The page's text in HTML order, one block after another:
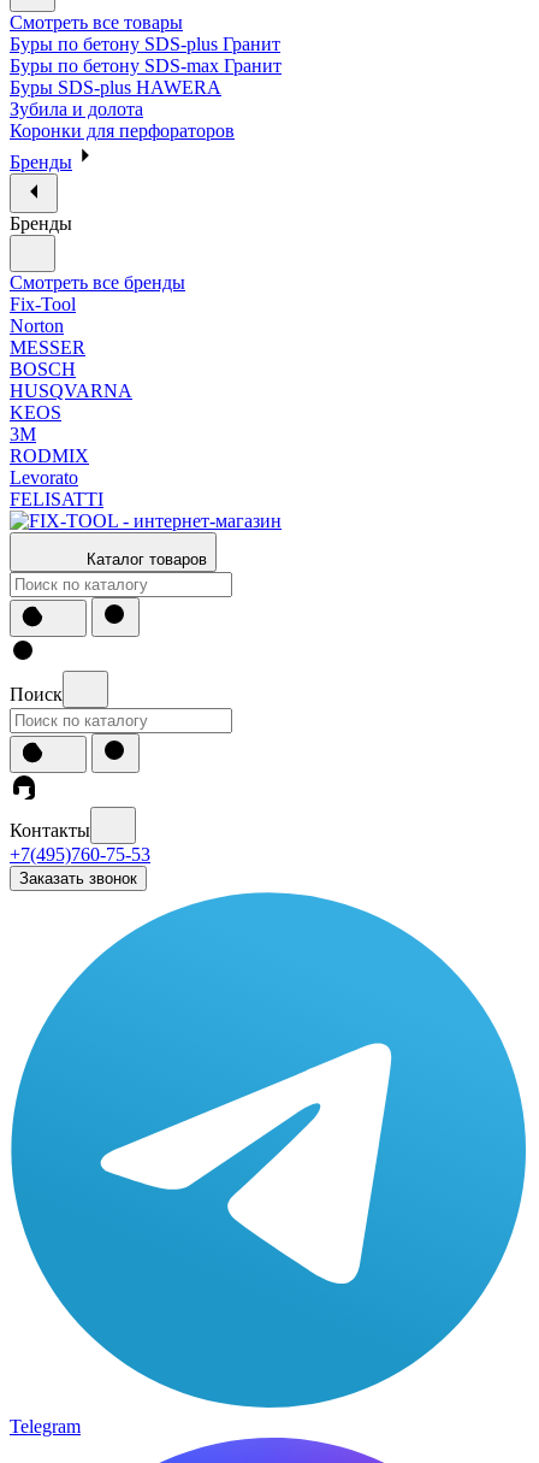
Смотреть все товары
Буры по бетону SDS-plus Гранит
Буры по бетону SDS-max Гранит
Буры SDS-plus HAWERA
Зубила и долота
Коронки для перфораторов
Бренды
Бренды
Смотреть все бренды
Fix-Tool
Norton
MESSER
BOSCH
HUSQVARNA
KEOS
3М
RODMIX
Levorato
FELISATTI
Каталог товаров
Поиск
Контакты
+7(495)760-75-53
Заказать звонок
Telegram